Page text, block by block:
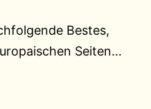
Bestes,
Seiten…